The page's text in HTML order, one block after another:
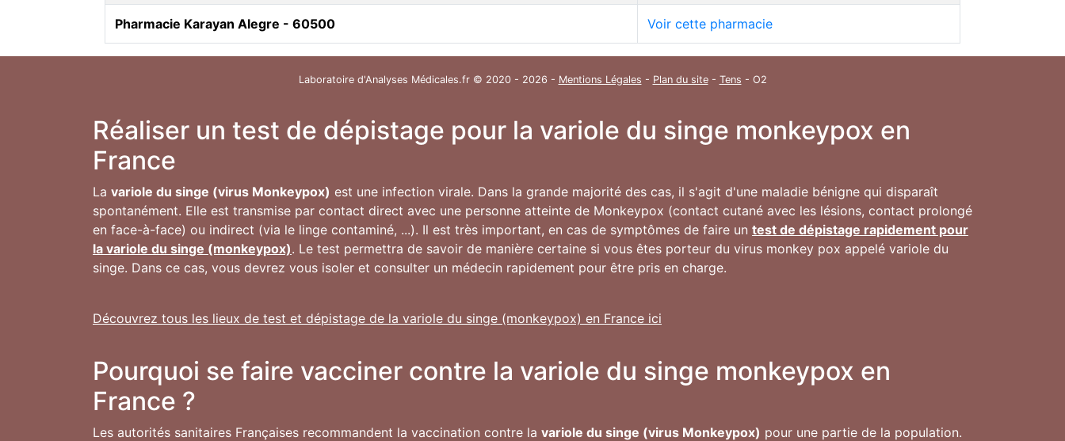
Pharmacie Karayan Alegre - 60500 Voir cette pharmacie
Laboratoire d'Analyses Médicales.fr © 2020 - 2026 - Mentions Légales - Plan du site- Tens - O2
Réaliser un test de dépistage pour la variole du singe monkeypox en
France
La variole du singe (virus Monkeypox) est une infection virale. Dans la grande majorité des cas, il s'agit d'une maladie bénigne qui disparaît
spontanément. Elle est transmise par contact direct avec une personne atteinte de Monkeypox (contact cutané avec les lésions, contact prolongé
en face-à-face) ou indirect (via le linge contaminé, ...). Il est très important, en cas de symptômes de faire un test de dépistage rapidement pour
la variole du singe (monkeypox). Le test permettra de savoir de manière certaine si vous êtes porteur du virus monkey pox appelé variole du
singe. Dans ce cas, vous devrez vous isoler et consulter un médecin rapidement pour être pris en charge.
Découvrez tous les lieux de test et dépistage de la variole du singe (monkeypox) en France ici
Pourquoi se faire vacciner contre la variole du singe monkeypox en
France ?
Les autorités sanitaires Françaises recommandent la vaccination contre la variole du singe (virus Monkeypox) pour une partie de la population.